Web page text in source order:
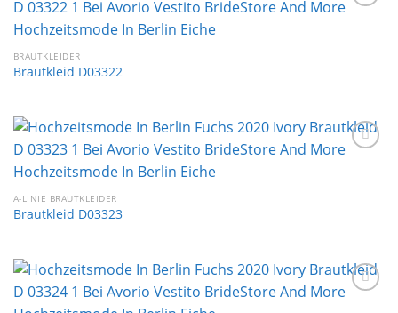
BRAUTKLEIDER
Brautkleid D03322
A-LINIE BRAUTKLEIDER
Brautkleid D03323